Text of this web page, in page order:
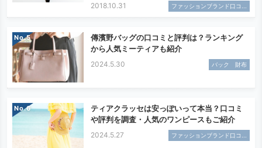
2018.10.31 ファッションブランド口コ...
No.
傳濱野バッグの口コミと評判は？ランキング
から人気ミーティアも紹介
2024.5.30 バック 財布
No.
ティアクラッセは安っぽいって本当？口コミ
や評判を調査・人気のワンピースもご紹介
2024.5.27 ファッションブランド口コ...